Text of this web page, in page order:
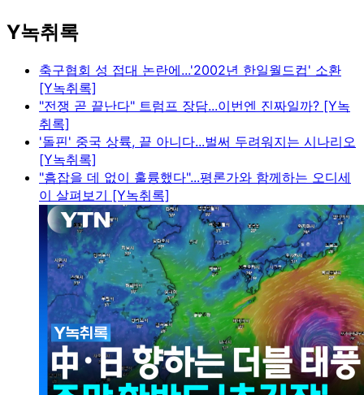
Y녹취록
축구협회 성 접대 논란에...'2002년 한일월드컵' 소환
[Y녹취록]
"전쟁 곧 끝난다" 트럼프 장담...이번엔 진짜일까? [Y녹
취록]
'돌핀' 중국 상륙, 끝 아니다...벌써 두려워지는 시나리오
[Y녹취록]
"흠잡을 데 없이 훌륭했다"...평론가와 함께하는 오디세
이 살펴보기 [Y녹취록]